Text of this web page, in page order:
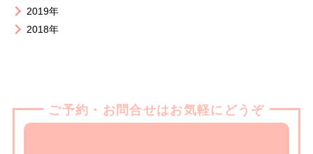
2019年
2018年
ご予約・お問合せはお気軽にどうぞ